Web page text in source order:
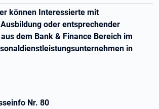
können Interessierte mit
oder entsprechender
dem Bank & Finance Bereich im
in
Nr. 80